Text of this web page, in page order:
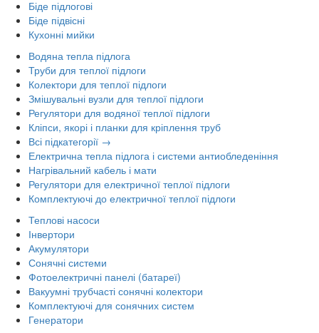
Біде підлогові
Біде підвісні
Кухонні мийки
Водяна тепла підлога
Труби для теплої підлоги
Колектори для теплої підлоги
Змішувальні вузли для теплої підлоги
Регулятори для водяної теплої підлоги
Кліпси, якорі і планки для кріплення труб
Всі підкатегорії →
Електрична тепла підлога і системи антиобледеніння
Нагрівальний кабель і мати
Регулятори для електричної теплої підлоги
Комплектуючі до електричної теплої підлоги
Теплові насоси
Інвертори
Акумулятори
Сонячні системи
Фотоелектричні панелі (батареї)
Вакуумні трубчасті сонячні колектори
Комплектуючі для сонячних систем
Генератори